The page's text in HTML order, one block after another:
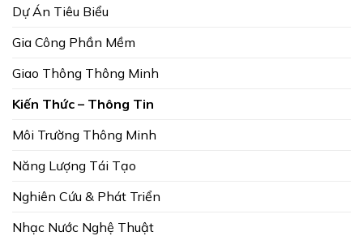
Dự Án Tiêu Biểu
Gia Công Phần Mềm
Giao Thông Thông Minh
Kiến Thức – Thông Tin
Môi Trường Thông Minh
Năng Lượng Tái Tạo
Nghiên Cứu & Phát Triển
Nhạc Nước Nghệ Thuật